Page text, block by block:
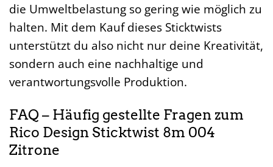
die Umweltbelastung so gering wie möglich zu
halten. Mit dem Kauf dieses Sticktwists
unterstützt du also nicht nur deine Kreativität,
sondern auch eine nachhaltige und
verantwortungsvolle Produktion.
FAQ – Häufig gestellte Fragen zum
Rico Design Sticktwist 8m 004
Zitrone